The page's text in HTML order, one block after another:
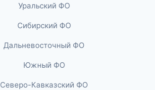
Уральский ФО
Сибирский ФО
Дальневосточный ФО
Южный ФО
Северо-Кавказский ФО